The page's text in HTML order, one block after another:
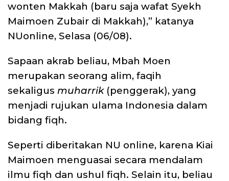
wonten Makkah (baru saja wafat Syekh
Maimoen Zubair di Makkah),” katanya
NUonline, Selasa (06/08).
Sapaan akrab beliau, Mbah Moen
merupakan seorang alim, faqih
sekaligus muharrik(penggerak), yang
menjadi rujukan ulama Indonesia dalam
bidang fiqh.
Seperti diberitakan NU online, karena Kiai
Maimoen menguasai secara mendalam
ilmu fiqh dan ushul fiqh. Selain itu, beliau